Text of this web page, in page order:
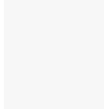
Таким образом, сама по
проходит полностью
требуется. Если же Вы
оптимальным вариантом
покупку компании заранее,
паспортов и заявку по e-
документов, при